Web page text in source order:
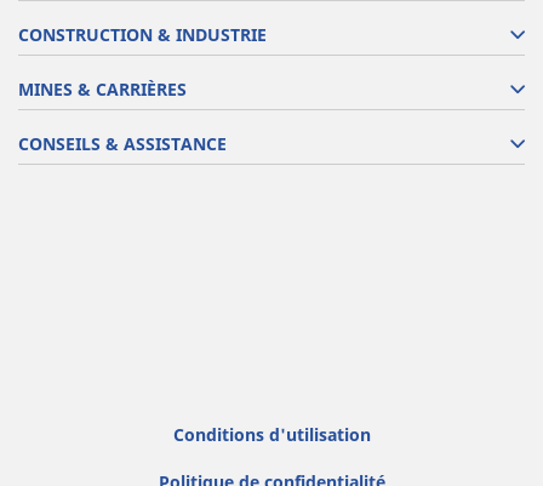
CONSTRUCTION & INDUSTRIE
MINES & CARRIÈRES
CONSEILS & ASSISTANCE
Conditions d'utilisation